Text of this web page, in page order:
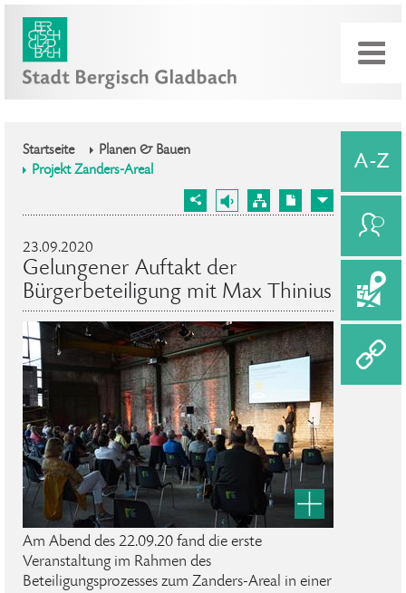
Startseite
Planen & Bauen
Projekt Zanders-Areal
23.09.2020
Gelungener Auftakt der
Bürgerbeteiligung mit Max Thinius
Am Abend des 22.09.20 fand die erste
Veranstaltung im Rahmen des
Beteiligungsprozesses zum Zanders-Areal in einer